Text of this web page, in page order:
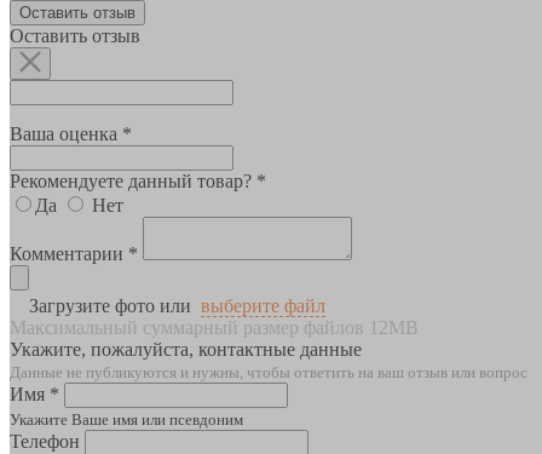
Оставить отзыв
Оставить отзыв
Ваша оценка *
Рекомендуете данный товар? *
Да
Нет
Комментарии *
Загрузите фото или выберите файл
Максимальный суммарный размер файлов 12MB
Укажите, пожалуйста, контактные данные
Данные не публикуются и нужны, чтобы ответить на ваш отзыв или вопрос
Имя *
Укажите Ваше имя или псевдоним
Телефон